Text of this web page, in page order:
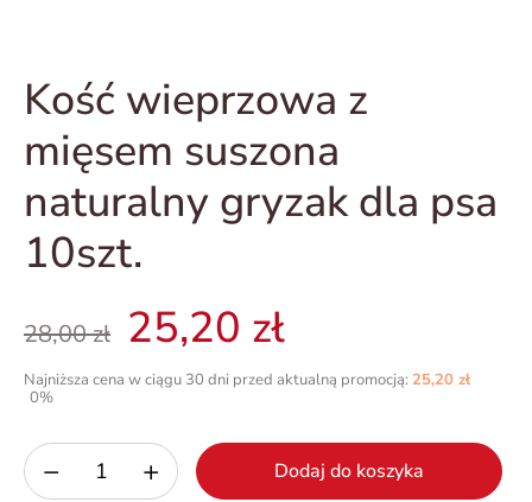
Kość wieprzowa z
mięsem suszona
naturalny gryzak dla psa
10szt.
28,00 zł 25,20 zł
Najniższa cena w ciągu 30 dni przed aktualną promocją: 25,20 zł
0%
− + Dodaj do koszyka